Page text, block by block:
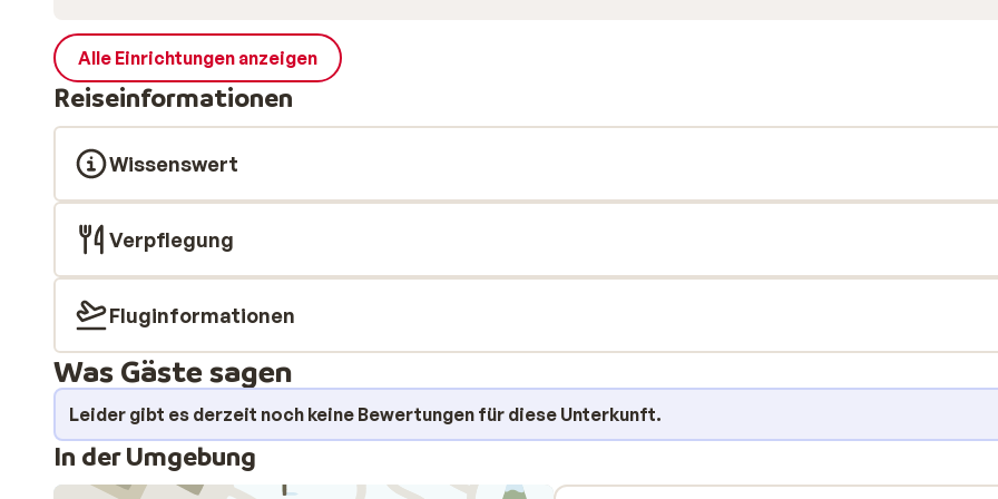
Alle Einrichtungen anzeigen
Reiseinformationen
Wissenswert
Verpflegung
Fluginformationen
Was Gäste sagen
Leider gibt es derzeit noch keine Bewertungen für diese Unterkunft.
In der Umgebung